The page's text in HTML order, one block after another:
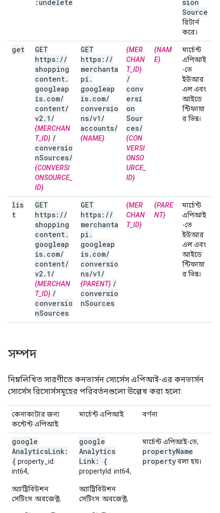
:undelete
sion
Source
রিটার্ন
করে।
get
GET
https: //
shopping
content.
googleap
is. com/
content/
v2. 1 /
{MERCHAN
T_ID} /
conversio
nSources/
{CONVERSI
ONSOURCE_
ID}
GET
https: //
merchanta
pi .
googleap
is. com/
conversio
ns/v1 /
accounts/
{NAME}
{MER
CHAN
T_ID}
/
conv
ersi
on
Sour
ces/
{CON
VERSI
ONSO
URCE_
ID}
{NAM
E}
মার্চেন্ট
এপিআই
-তে
ইউআর
এল এবং
আইডে
ন্টিফায়া
র ভিন্ন।
lis
t
GET
https: //
shopping
content.
googleap
is. com/
content/
v2. 1 /
{MERCHAN
T_ID} /
conversio
nSources
GET
https: //
merchanta
pi .
googleap
is. com/
conversio
ns/v1 /
{PARENT} /
conversio
nSources
{MER
CHAN
T_ID}
{PARE
NT}
মার্চেন্ট
এপিআই
-তে
ইউআর
এল এবং
আইডে
ন্টিফায়া
র ভিন্ন।
সম্পদ
নিম্নলিখিত সারণীতে কনভার্সন সোর্সেস এপিআই-এর কনভার্সন
সোর্সেস রিসোর্সসমূহের পরিবর্তনগুলো উল্লেখ করা হলো:
কেনাকাটার জন্য
কন্টেন্ট এপিআই
মার্চেন্ট এপিআই বর্ণনা
google
AnalyticsLink:
{ property_id:
int64,
অ্যাট্রিবিউশন
সেটিংস: অবজেক্ট,
google
Analytics
Link: {
propertyId: int64,
অ্যাট্রিবিউশন
সেটিংস: অবজেক্ট,
মার্চেন্ট এপিআই-তে,
propertyName
propertyবলা হয়।